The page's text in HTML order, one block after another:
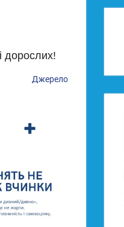
дорослих!
Джерело